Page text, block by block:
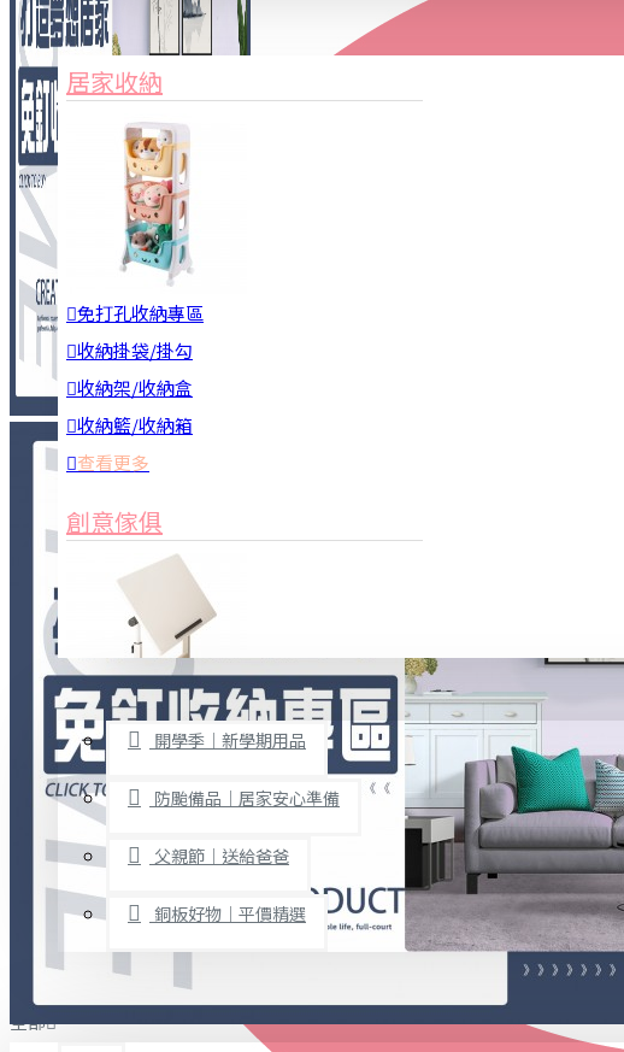
3C周邊
居家安全
居家清潔
查看更多
餐飲廚具
廚房收納
烘焙用具
隨身餐具
查看更多
文具禮品
事務用品
文具收納
家俱&收納
居家收納
免打孔收納專區
收納掛袋/掛勾
收納架/收納盒
收納籃/收納箱
查看更多
創意傢俱
桌子/椅子
置物架/收納櫃
其他
免打孔收納專區
限時促銷
開學季｜新學期用品
防颱備品｜居家安心準備
父親節｜送給爸爸
銅板好物｜平價精選
全部